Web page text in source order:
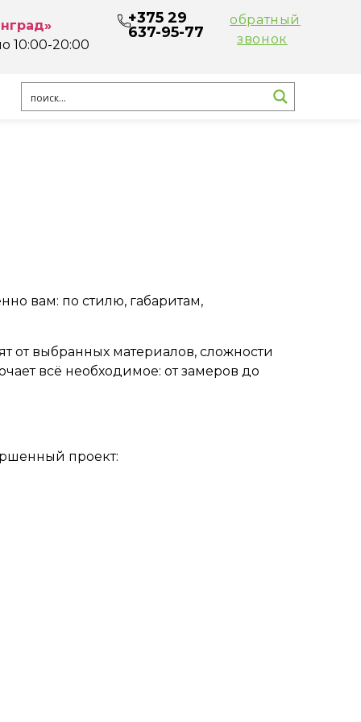
10:00-20:00​
+375 29
637-95-77
обратный
звонок
вам: по стилю, габаритам,
от выбранных материалов, сложности
всё необходимое: от замеров до
проект: